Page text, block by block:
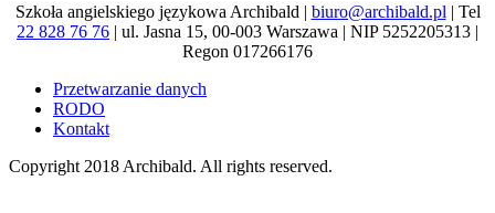
Szkoła angielskiego językowa Archibald | biuro@archibald.pl | Tel
22 828 76 76 | ul. Jasna 15, 00-003 Warszawa | NIP 5252205313 |
Regon 017266176
Przetwarzanie danych
RODO
Kontakt
Copyright 2018 Archibald. All rights reserved.